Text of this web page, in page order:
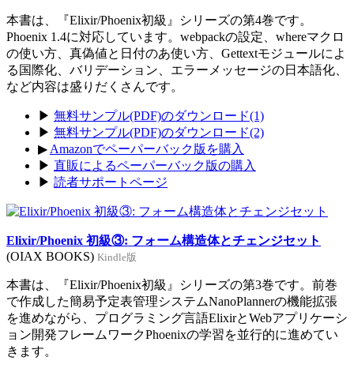
本書は、『Elixir/Phoenix初級』シリーズの第4巻です。
Phoenix 1.4に対応しています。webpackの設定、whereマクロ
の使い方、真偽値と日付のあ使い方、Gettextモジュールによ
る国際化、バリデーション、エラーメッセージの日本語化、
など内容は盛りだくさんです。
▶ 無料サンプル(PDF)のダウンロード(1)
▶ 無料サンプル(PDF)のダウンロード(2)
▶ Amazonでペーパーバック版を購入
▶ 直販によるペーパーバック版の購入
▶ 読者サポートページ
Elixir/Phoenix 初級③: フォーム構造体とチェンジセット
(OIAX BOOKS) Kindle版
本書は、『Elixir/Phoenix初級』シリーズの第3巻です。前巻
で作成した簡易予定表管理システムNanoPlannerの機能拡張
を進めながら、プログラミング言語ElixirとWebアプリケーシ
ョン開発フレームワークPhoenixの学習を並行的に進めてい
きます。